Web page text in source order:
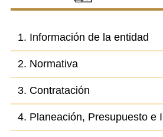
1. Información de la entidad
2. Normativa
3. Contratación
4. Planeación, Presupuesto e